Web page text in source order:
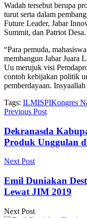
Wadah tersebut berupa
turut serta dalam
Future Leader, Jabar
Summit, dan Patriot Desa.
“Para pemuda,
membangun Jabar Juara
Uu merujuk visi
contoh kebijakan politik
pemberdayaan.
Tags: ILMISPIKongres
Previous Post
Dekranasda
Produk Unggulan
Next Post
Emil Duniakan
Lewat JIM 2019
Next Post